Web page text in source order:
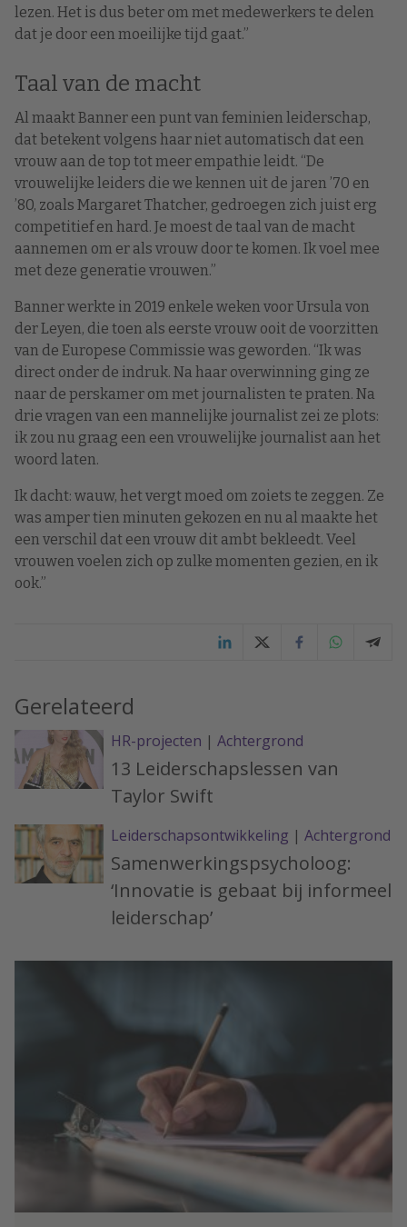
lezen. Het is dus beter om met medewerkers te delen
dat je door een moeilijke tijd gaat.”
Taal van de macht
Al maakt Banner een punt van feminien leiderschap,
dat betekent volgens haar niet automatisch dat een
vrouw aan de top tot meer empathie leidt. “De
vrouwelijke leiders die we kennen uit de jaren ’70 en
’80, zoals Margaret Thatcher, gedroegen zich juist erg
competitief en hard. Je moest de taal van de macht
aannemen om er als vrouw door te komen. Ik voel mee
met deze generatie vrouwen.”
Banner werkte in 2019 enkele weken voor Ursula von
der Leyen, die toen als eerste vrouw ooit de voorzitten
van de Europese Commissie was geworden. “Ik was
direct onder de indruk. Na haar overwinning ging ze
naar de perskamer om met journalisten te praten. Na
drie vragen van een mannelijke journalist zei ze plots:
ik zou nu graag een een vrouwelijke journalist aan het
woord laten.
Ik dacht: wauw, het vergt moed om zoiets te zeggen. Ze
was amper tien minuten gekozen en nu al maakte het
een verschil dat een vrouw dit ambt bekleedt. Veel
vrouwen voelen zich op zulke momenten gezien, en ik
ook.”
Gerelateerd
HR-projecten | Achtergrond
13 Leiderschapslessen van
Taylor Swift
Leiderschapsontwikkeling | Achtergrond
Samenwerkingspsycholoog:
‘Innovatie is gebaat bij informeel
leiderschap’